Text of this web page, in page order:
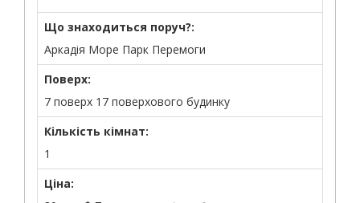
Що знаходиться поруч?:
Аркадія Море Парк Перемоги
Поверх:
7 поверх 17 поверхового будинку
Кількість кімнат:
1
Ціна: